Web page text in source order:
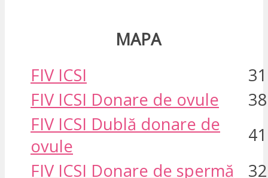
MAPA
FIV ICSI
FIV ICSI Donare de ovule
FIV ICSI Dublă donare de
ovule
FIV ICSI Donare de spermă